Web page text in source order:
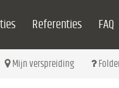
Referenties FAQ
Mijn verspreiding